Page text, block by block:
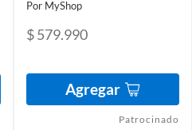
Por MyShop
$ 579.990
Agregar
Patrocinado